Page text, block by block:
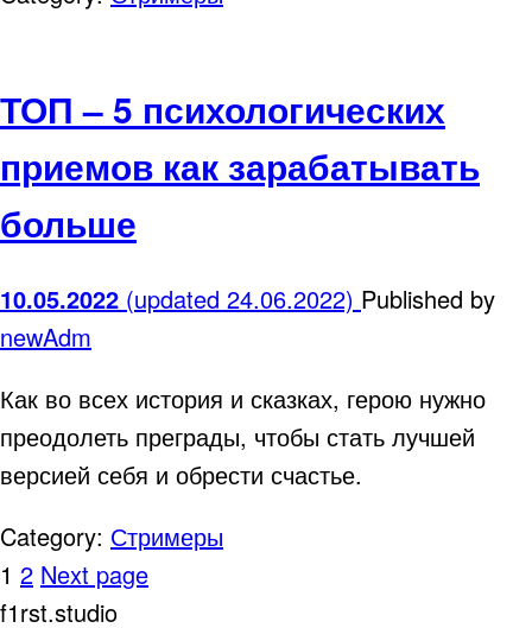
ТОП – 5 психологических
приемов как зарабатывать
больше
10.05.2022 (updated 24.06.2022) Published by
newAdm
Как во всех история и сказках, герою нужно
преодолеть преграды, чтобы стать лучшей
версией себя и обрести счастье.
Category: Стримеры
Навигация
Page
1 Page
2 Next page
f1rst.studio